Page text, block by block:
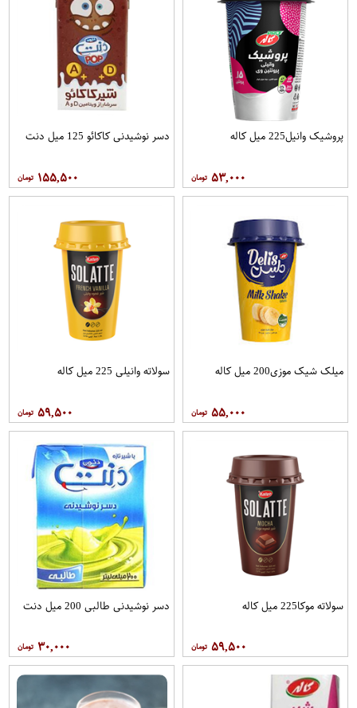
پروشیک وانیل225 میل کاله
۵۳,۰۰۰
دسر نوشیدنی کاکائو 125 میل دنت
۱۵۵,۵۰۰
میلک شیک موزی200 میل کاله
۵۵,۰۰۰
سولاته وانیلی 225 میل کاله
۵۹,۵۰۰
سولاته موکا225 میل کاله
۵۹,۵۰۰
دسر نوشیدنی طالبی 200 میل دنت
۳۰,۰۰۰